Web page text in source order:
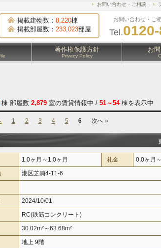
掲載建物数： 8,220棟
掲載部屋数： 233,023部屋
お問い合わせ・ご
Tel.
お問い合わせ・ご相談
著作権保護方針
Privacy Policy
お
棟 部屋数 2,879 室の賃貸情報中 / 51～54棟を表示中
1 2 3 4 5 6 次へ »
1.0ヶ月～1.0ヶ月 礼金
0.0ヶ月
港区芝浦4-11-6
2024/10/01
RC(鉄筋コンクリート)
30.02m²～63.68m²
地上 9階